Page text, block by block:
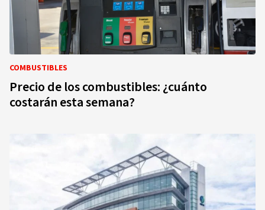
COMBUSTIBLES
Precio de los combustibles: ¿cuánto
costarán esta semana?